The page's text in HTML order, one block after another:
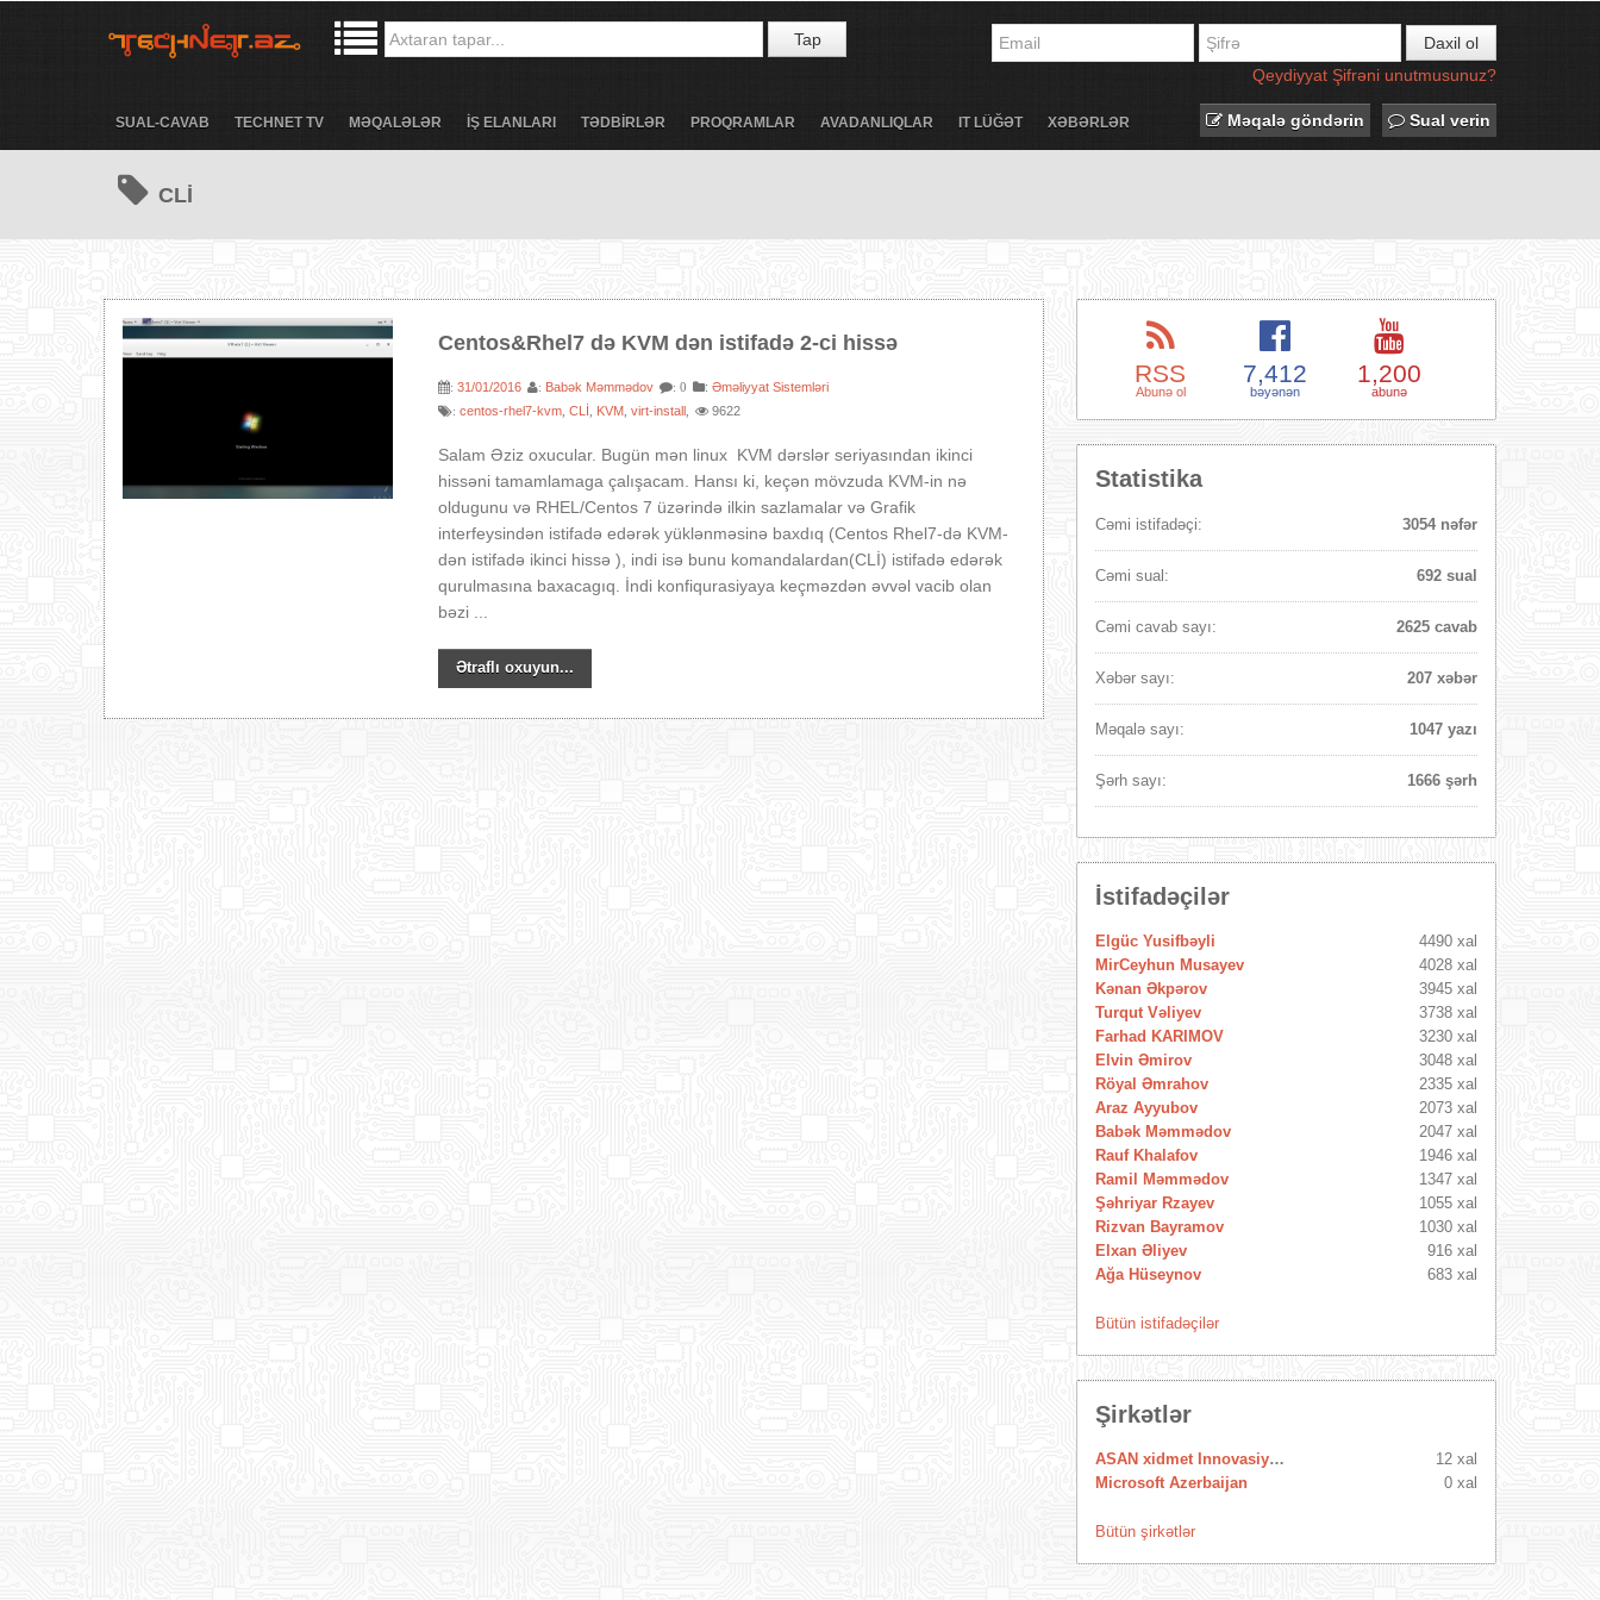
Tap
Daxil ol
Qeydiyyat Şifrəni unutmusunuz?
SUAL-CAVAB TECHNET TV MƏQALƏLƏR İŞ ELANLARI TƏDBİRLƏR PROQRAMLAR AVADANLIQLAR IT LÜĞƏT XƏBƏRLƏR Məqalə göndərin Sual verin
CLİ
Centos&Rhel7 də KVM dən istifadə 2-ci hissə
:31/01/2016 : Babək Məmmədov : 0 :Əməliyyat Sistemləri
:centos-rhel7-kvm ,CLİ KVM ,virt-install 9622
Salam Əziz oxucular. Bugün mən linux KVM dərslər seriyasından ikinci
hissəni tamamlamaga çalışacam. Hansı ki, keçən mövzuda KVM-in nə
oldugunu və RHEL/Centos 7 üzərində ilkin sazlamalar və Grafik
interfeysindən istifadə edərək yüklənməsinə baxdıq (Centos Rhel7-də KVM-
dən istifadə ikinci hissə ), indi isə bunu komandalardan(CLİ) istifadə edərək
qurulmasına baxacagıq. İndi konfiqurasiyaya keçməzdən əvvəl vacib olan
bəzi ...
Ətraflı oxuyun...
RSS
Abunə ol
7,412
bəyənən
1,200
abunə
Statistika
Cəmi istifadəçi: 3054 nəfər
Cəmi sual: 692 sual
Cəmi cavab sayı: 2625 cavab
Xəbər sayı: 207 xəbər
Məqalə sayı: 1047 yazı
Şərh sayı: 1666 şərh
İstifadəçilər
Elgüc Yusifbəyli
4490 xal
MirCeyhun Musayev
4028 xal
Kənan Əkpərov
3945 xal
Turqut Vəliyev
3738 xal
Farhad KARIMOV
3230 xal
Elvin Əmirov
3048 xal
Röyal Əmrahov
2335 xal
Araz Ayyubov
2073 xal
Babək Məmmədov
2047 xal
Rauf Khalafov
1946 xal
Ramil Məmmədov
1347 xal
Şəhriyar Rzayev
1055 xal
Rizvan Bayramov
1030 xal
Elxan Əliyev
916 xal
Ağa Hüseynov
683 xal
Bütün istifadəçilər
Şirkətlər
ASAN xidmet Innovasiya Mərkəzi
12 xal
Microsoft Azerbaijan
0 xal
Bütün şirkətlər